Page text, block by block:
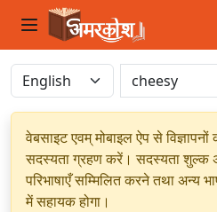
वेबसाइट एवम् मोबाइल ऐप से
सदस्यता ग्रहण करें। सदस्यता शुल्क
परिभाषाएँ सम्मिलित करने तथा अन्य
में सहायक होगा।